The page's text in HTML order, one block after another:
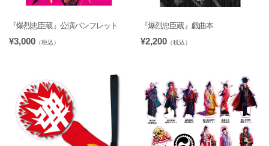
『爆烈忠臣蔵』公演パンフレット
¥3,000 （税込）
『爆烈忠臣蔵』戯曲本
¥2,200 （税込）